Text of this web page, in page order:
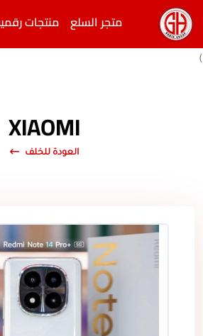
)
متجر السلع منتجات
XIAOMI
العودة للخلف